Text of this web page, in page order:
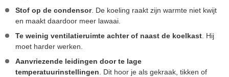
Stof op de condensor. De koeling raakt zijn warmte niet kwijt
en maakt daardoor meer lawaai.
Te weinig ventilatieruimte achter of naast de koelkast . Hij
moet harder werken.
Aanvriezende leidingen door te lage
temperatuurinstellingen . Dit hoor je als gekraak, tikken of